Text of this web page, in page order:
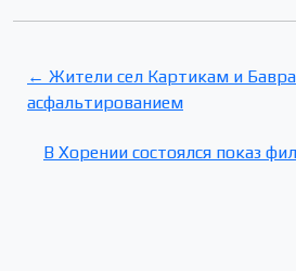
← Жители сел Картикам и
асфальтированием
В Хорении состоялся показ